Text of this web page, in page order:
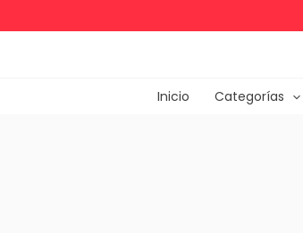
Inicio Categorías